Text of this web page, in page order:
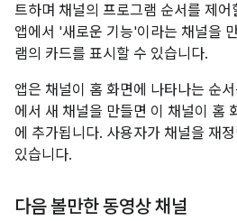
트하며 채널의 프로그램 순서를 제
앱에서 '새로운 기능'이라는 채널을
램의 카드를 표시할 수 있습니다.
앱은 채널이 홈 화면에 나타나는 순
에서 새 채널을 만들면 이 채널이 홈
에 추가됩니다. 사용자가 채널을 재
있습니다.
다음 볼만한 동영상 채널